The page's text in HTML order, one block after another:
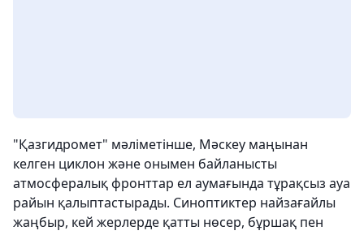
"Қазгидромет" мәліметінше, Мәскеу маңынан
келген циклон және онымен байланысты
атмосфералық фронттар ел аумағында тұрақсыз ауа
райын қалыптастырады. Синоптиктер найзағайлы
жаңбыр, кей жерлерде қатты нөсер, бұршақ пен